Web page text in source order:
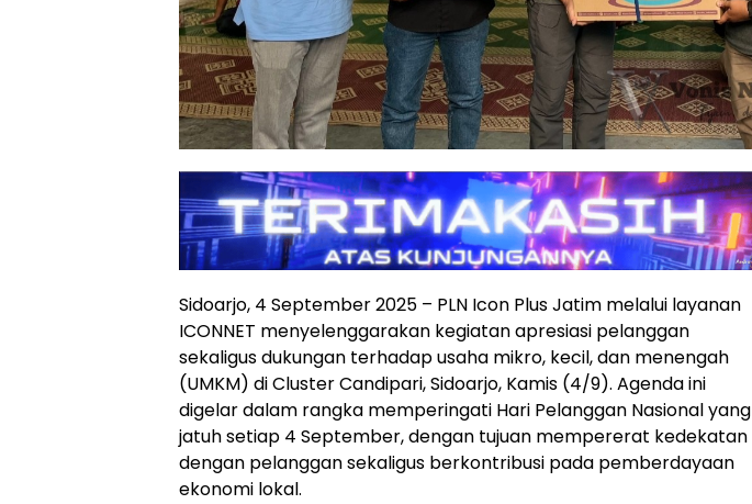
Sidoarjo, 4 September 2025 – PLN Icon Plus Jatim melalui layanan
ICONNET menyelenggarakan kegiatan apresiasi pelanggan
sekaligus dukungan terhadap usaha mikro, kecil, dan menengah
(UMKM) di Cluster Candipari, Sidoarjo, Kamis (4/9). Agenda ini
digelar dalam rangka memperingati Hari Pelanggan Nasional yang
jatuh setiap 4 September, dengan tujuan mempererat kedekatan
dengan pelanggan sekaligus berkontribusi pada pemberdayaan
ekonomi lokal.